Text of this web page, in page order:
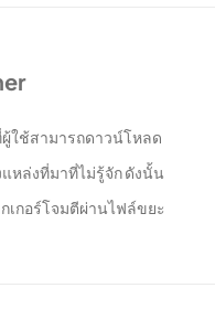
ใช้สามารถดาวน์โหลด
หล่งที่มาที่ไม่รู้จัก ดังนั้น
เกอร์โจมตีผ่านไฟล์ขยะ
ใช้งาน มีวิธีแก้ไขปัญหานี้